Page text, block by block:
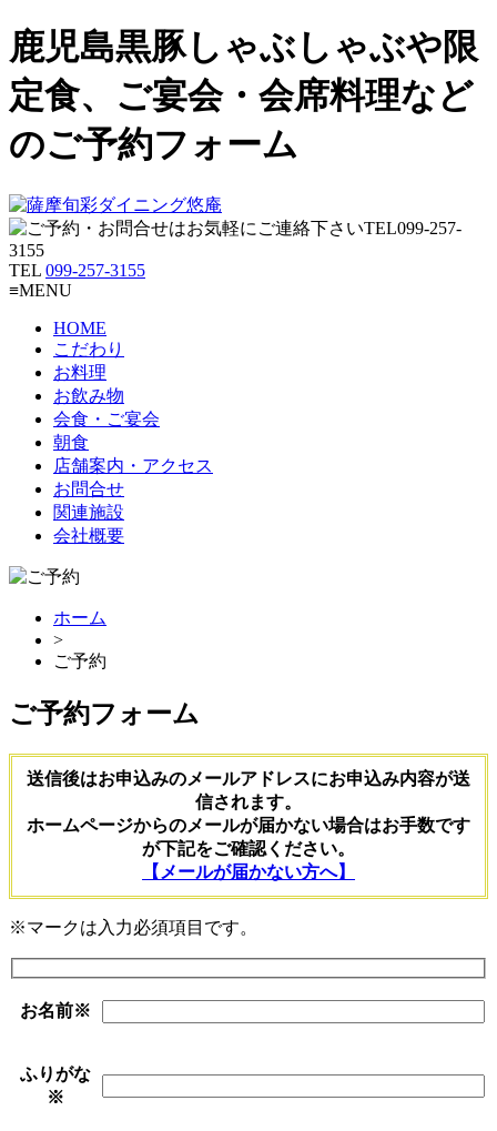
鹿児島黒豚しゃぶしゃぶや限
定食、ご宴会・会席料理など
のご予約フォーム
TEL 099-257-3155
≡MENU
HOME
こだわり
お料理
お飲み物
会食・ご宴会
朝食
店舗案内・アクセス
お問合せ
関連施設
会社概要
ホーム
>
ご予約
ご予約フォーム
送信後はお申込みのメールアドレスにお申込み内容が送
信されます。
ホームページからのメールが届かない場合はお手数です
が下記をご確認ください。
【メールが届かない方へ】
※マークは入力必須項目です。
お名前※
ふりがな
※